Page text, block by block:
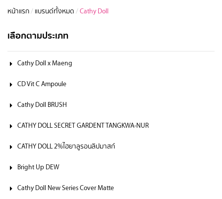
หน้าแรก / แบรนด์ทั้งหมด /Cathy Doll
เลือกตามประเภท
Cathy Doll x Maeng
CD Vit C Ampoule
Cathy Doll BRUSH
CATHY DOLL SECRET GARDENT TANGKWA-NUR
CATHY DOLL 2%ไฮยาลูรอนลิปมาสก์
Bright Up DEW
Cathy Doll New Series Cover Matte